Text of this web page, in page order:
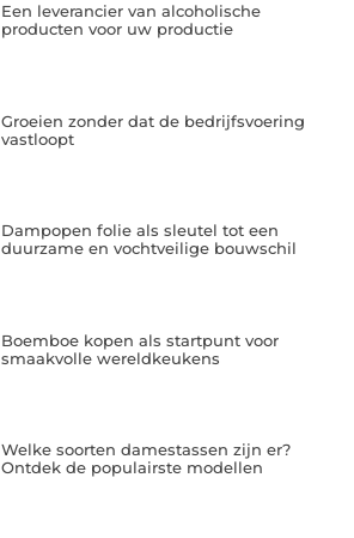
Een leverancier van alcoholische
producten voor uw productie
Groeien zonder dat de bedrijfsvoering
vastloopt
Dampopen folie als sleutel tot een
duurzame en vochtveilige bouwschil
Boemboe kopen als startpunt voor
smaakvolle wereldkeukens
Welke soorten damestassen zijn er?
Ontdek de populairste modellen